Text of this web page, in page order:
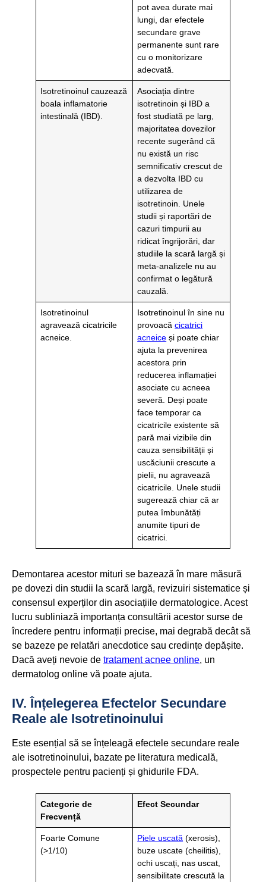
pot avea durate mai
lungi, dar efectele
secundare grave
permanente sunt rare
cu o monitorizare
adecvată.
Isotretinoinul cauzează
boala inflamatorie
intestinală (IBD).
Asociația dintre
isotretinoin și IBD a
fost studiată pe larg,
majoritatea dovezilor
recente sugerând că
nu există un risc
semnificativ crescut de
a dezvolta IBD cu
utilizarea de
isotretinoin. Unele
studii și raportări de
cazuri timpurii au
ridicat îngrijorări, dar
studiile la scară largă și
meta-analizele nu au
confirmat o legătură
cauzală.
Isotretinoinul
agravează cicatricile
acneice.
Isotretinoinul în sine nu
provoacăcicatrici
acneice și poate chiar
ajuta la prevenirea
acestora prin
reducerea inflamației
asociate cu acneea
severă. Deși poate
face temporar ca
cicatricile existente să
pară mai vizibile din
cauza sensibilității și
uscăciunii crescute a
pielii, nu agravează
cicatricile. Unele studii
sugerează chiar că ar
putea îmbunătăți
anumite tipuri de
cicatrici.
Demontarea acestor mituri se bazează în mare măsură
pe dovezi din studii la scară largă, revizuiri sistematice și
consensul experților din asociațiile dermatologice. Acest
lucru subliniază importanța consultării acestor surse de
încredere pentru informații precise, mai degrabă decât să
se bazeze pe relatări anecdotice sau credințe depășite.
Dacă aveți nevoie de tratament acnee online, un
dermatolog online vă poate ajuta.
IV. Înțelegerea Efectelor Secundare
Reale ale Isotretinoinului
Este esențial să se înțeleagă efectele secundare reale
ale isotretinoinului, bazate pe literatura medicală,
prospectele pentru pacienți și ghidurile FDA.
Categorie de
Frecvență
Efect Secundar
Foarte Comune
(>1/10)
Piele uscată (xerosis),
buze uscate (cheilitis),
ochi uscați, nas uscat,
sensibilitate crescută la